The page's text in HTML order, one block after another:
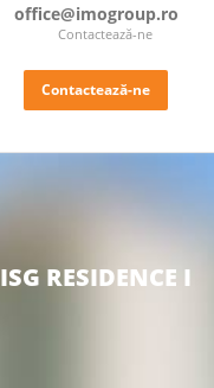
office@imogroup.ro
Contactează-ne
Contactează-ne
ISG RESIDENCE I